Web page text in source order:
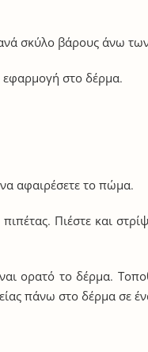
σκύλο βάρους άνω
εφαρμογή στο δέρμα.
αφαιρέσετε το πώμα.
Πιέστε και
ορατό το δέρμα.
πάνω στο δέρμα σε